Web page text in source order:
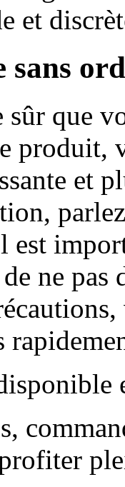
et
sûr que
produit,
et
est
ne pas